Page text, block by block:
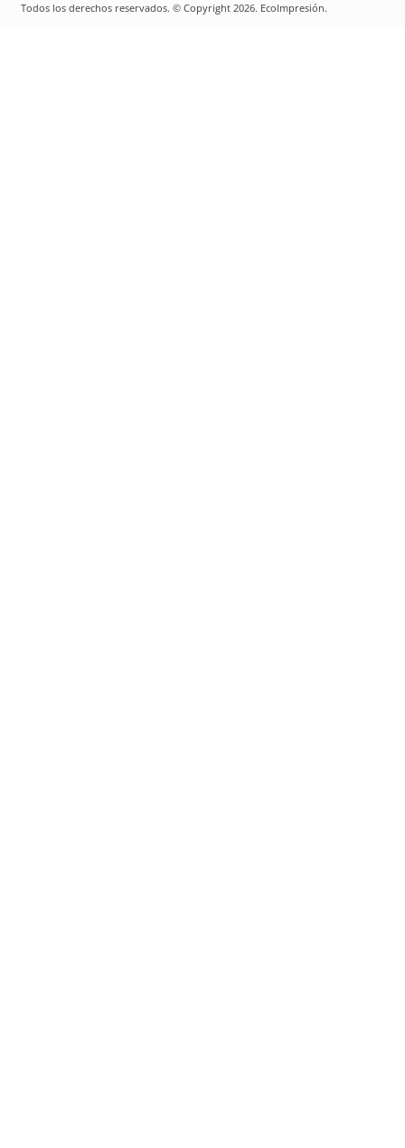
Todos los derechos reservados. © Copyright 2026. EcoImpresión.